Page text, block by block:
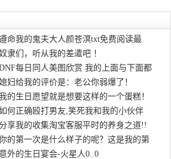
命我的鬼夫大人颜苍溟txt免费阅读最
隶们，听从我的差遣吧 ！
每日同人美图欣赏 我的上面与下面都
妇给我的评价是：老公你弱爆了！
的生日愿望就是想要这样的一个蛋糕！
何正确殴打男友,笑死我和我的小伙伴
享我的收集淘宝客服平时的养身之道!!
的第一次是什么样子的呢？这是我的第
意外的生日宴会-火星人0..0